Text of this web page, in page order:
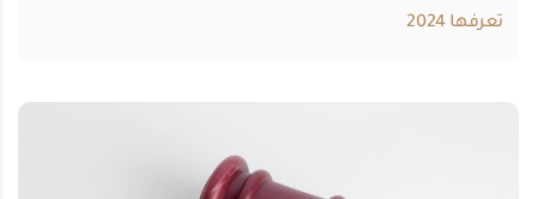
تعرفها 2024